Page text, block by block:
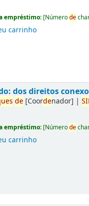
empréstimo: [Númerode
carrinho
dos direitos
de [Coordenador] |
empréstimo: [Númerode
carrinho